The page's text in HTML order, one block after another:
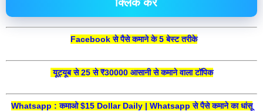
Facebook से पैसे कमाने के 5 बेस्ट तरीके
यूट्यूब से 25 से ₹30000 आसानी से कमाने वाला टॉपिक
Whatsapp : कमाओ $15 Dollar Daily | Whatsapp से पैसे कमाने का धांसू